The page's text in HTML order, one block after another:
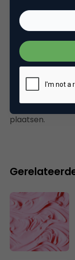
Tags
onderzoek
Plaats
Je moet
plaatsen.